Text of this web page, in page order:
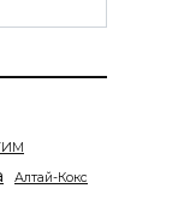
Алтай-Кокс